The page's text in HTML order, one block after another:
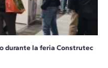
durante la feria Construtec